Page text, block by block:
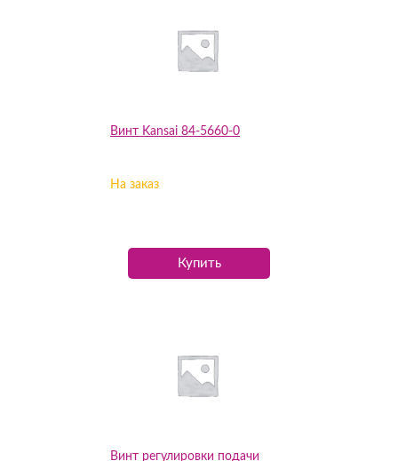
Винт Kansai 84-5660-0
На заказ
Купить
Винт регулировки подачи